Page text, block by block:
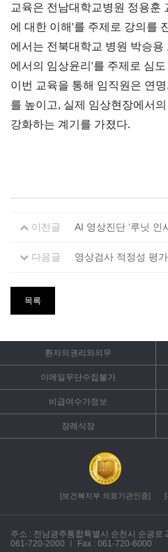
교육은 전남대학교병원 정용훈
에 대한 이해'를 주제로 강의를
에서는 전북대학교 병원 박승
에서의 임상윤리'를 주제로 심
이번 교육을 통해 임직원은 연
를 높이고, 실제 임상현장에서
강화하는 계기를 가졌다.
이전글
다음글
목록
환자의권리와의무
이메일무단수집불가
비급여수가정보
장례식장
[보건복지부 의료기관인증]
주소 : 전남광주통합특별시 순천시 순광로
061-720-2000
ㅣ Fax : 061-720-6000